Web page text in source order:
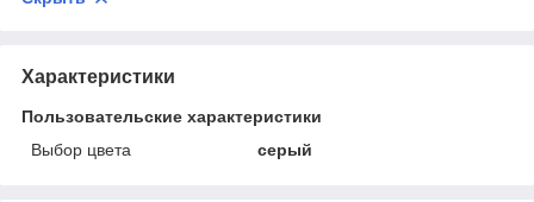
Характеристики
Пользовательские характеристики
Выбор цвета
серый